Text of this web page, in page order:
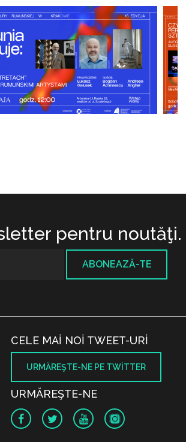
pentru noutăţi.
ABONEAZĂ-TE
CELE MAI NOI TWEET-URI
URMĂREŞTE-NE PE TWITTER
URMĂREŞTE-NE